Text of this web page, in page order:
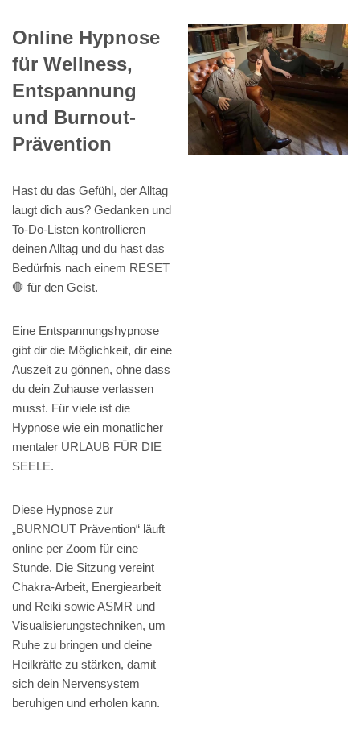
Online Hypnose
für Wellness,
Entspannung
und Burnout-
Prävention
Hast du das Gefühl, der Alltag
laugt dich aus? Gedanken und
To-Do-Listen kontrollieren
deinen Alltag und du hast das
Bedürfnis nach einem RESET
🛑 für den Geist.
Eine Entspannungshypnose
gibt dir die Möglichkeit, dir eine
Auszeit zu gönnen, ohne dass
du dein Zuhause verlassen
musst. Für viele ist die
Hypnose wie ein monatlicher
mentaler URLAUB FÜR DIE
SEELE.
Diese Hypnose zur
„BURNOUT Prävention“ läuft
online per Zoom für eine
Stunde. Die Sitzung vereint
Chakra-Arbeit, Energiearbeit
und Reiki sowie ASMR und
Visualisierungstechniken, um
Ruhe zu bringen und deine
Heilkräfte zu stärken, damit
sich dein Nervensystem
beruhigen und erholen kann.